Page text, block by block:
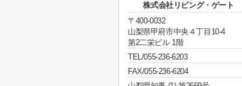
株式会社リビング・ゲート
〒400-0032
山梨県甲府市中央４丁目10-4
第2二栄ビル 1階
TEL/055-236-6203
FAX/055-236-6204